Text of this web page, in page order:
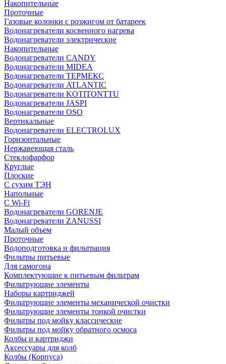
Накопительные
Проточные
Газовые колонки с розжигом от батареек
Водонагреватели косвенного нагрева
Водонагреватели электрические
Накопительные
Водонагреватели CANDY
Водонагреватели MIDEA
Водонагреватели ТЕРМЕКС
Водонагреватели ATLANTIC
Водонагреватели KOTITONTTU
Водонагреватели JASPI
Водонагреватели OSO
Вертикальные
Водонагреватели ELECTROLUX
Горизонтальные
Нержавеющая сталь
Стеклофарфор
Круглые
Плоские
С сухим ТЭН
Напольные
С Wi-Fi
Водонагреватели GORENJE
Водонагреватели ZANUSSI
Малый объем
Проточные
Водоподготовка и фильтрация
Фильтры питьевые
Для самогона
Комплектующие к питьевым фильтрам
Фильтрующие элементы
Наборы картриджей
Фильтрующие элементы механической очистки
Фильтрующие элементы тонкой очистки
Фильтры под мойку классические
Фильтры под мойку обратного осмоса
Колбы и картриджи
Аксессуары для колб
Колбы (Корпуса)